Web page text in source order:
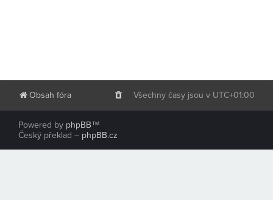
Obsah fóra Všechny časy jsou v UTC+01:00
Powered by phpBB™
Český překlad – phpBB.cz